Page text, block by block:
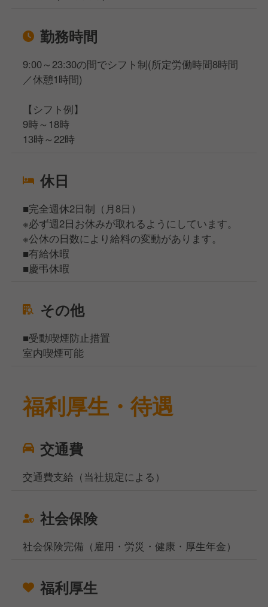
◎月8日休み
◎残業月平均20時間以内
◎高水準の給与体系
◎昇給・インセンティブ制度あり
と、安心して長く働ける環境を整えています。
入社1年で月給＋2万円アップした社員や、
5年で20万円昇給した実績もあります！
◇★ 将来の選択肢も広がります！ ★◇
今後も新店舗・新業態を計画中。
店舗展開が進むからこそ、
ポジションもどんどん増えていきます。
①一般社員
③店長
④MGR
⑦企画開発
⑧本部スタッフ
「将来自分の店を持ちたい」
「店づくりを学びたい」
勤務時間
9:00～23:30の間でシフト制(所定労働時間8時間
／休憩1時間)
【シフト例】
9時～18時
13時～22時
休日
■完全週休2日制（⽉8⽇）
※必ず週2⽇お休みが取れるようにしています。
※公休の日数により給料の変動があります。
■有給休暇
■慶弔休暇
その他
■受動喫煙防止措置
室内喫煙可能
福利厚生・待遇
交通費
交通費⽀給（当社規定による）
社会保険
社会保険完備（雇⽤・労災・健康・厚⽣年⾦）
福利厚生